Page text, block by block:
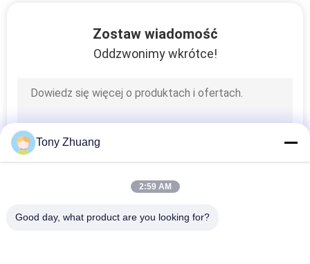
Zostaw wiadomość
Oddzwonimy wkrótce!
Tony Zhuang
2:59 AM
Good day, what product are you looking for?